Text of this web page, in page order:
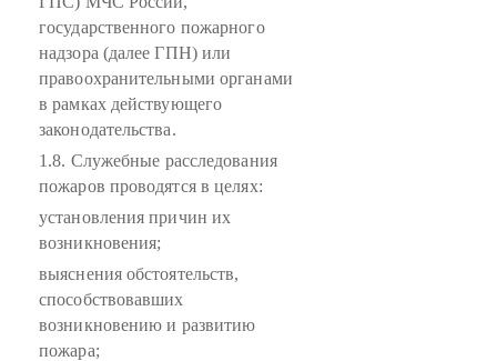
государственного пожарного
надзора (далее ГПН) или
правоохранительными органами
в рамках действующего
законодательства.
1.8. Служебные расследования
пожаров проводятся в целях:
установления причин их
возникновения;
выяснения обстоятельств,
способствовавших
возникновению и развитию
пожара;